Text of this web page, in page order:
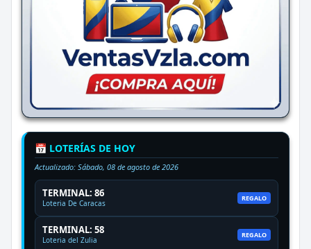
📅 LOTERÍAS DE HOY
Actualizado: Sábado, 08 de agosto de 2026
TERMINAL: 86
Loteria De Caracas
REGALO
TERMINAL: 58
Loteria del Zulia
REGALO